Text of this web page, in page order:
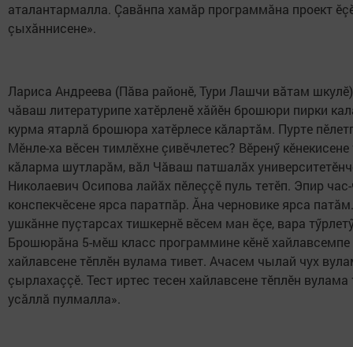
аталантармалла. Çавăнпа хамăр программăна проект
çыхăннисене».
Лариса Андреева (Пăва районӗ, Тури Лашчи вăтам
чăваш литературипе хатӗрленӗ хăйӗн брошюри пирки
курма ятарлă брошюра хатӗрлесе кăлартăм. Пурте
Мӗнле-ха вӗсен тимлӗхне çивӗчлетес? Вӗренӳ
кăларма шутларăм, вăл Чăваш патшалăх
Николаевич Осипова лайăх пӗлеççӗ пуль тетӗп. Эпир
конспекчӗсене ярса паратпăр. Ăна черновике ярса
ушкăнне пуçтарсах тишкернӗ вӗсем ман ӗçе, вара
Брошюрăна 5-мӗш класс программине кӗнӗ хайлавсемпе
хайлавсене тӗплӗн вулама тивет. Ачасем чылай чух
çырлахаççӗ. Тест иртес тесен хайлавсене тӗплӗн
усăллă пулмалла».